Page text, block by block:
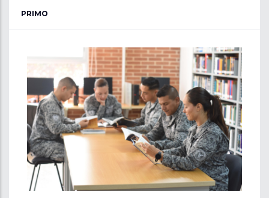
PRIMO